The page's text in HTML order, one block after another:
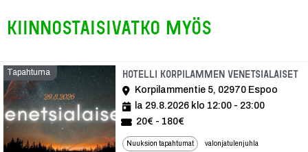
Kiinnostaisivatko myös
Tapahtuma Hotelli Korpilammen Venetsialaiset
Korpilammentie 5, 02970 Espoo
la 29.8.2026 klo 12:00 - 23:00
20€ - 180€
Nuuksion tapahtumat valonjatulenjuhla